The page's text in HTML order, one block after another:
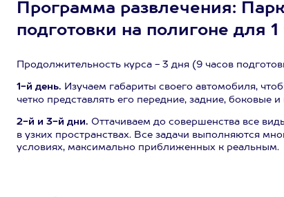
Программа развлечения:
подготовки на полигоне для
Продолжительность курса - 3 дня (9 часов
1-й день. Изучаем габариты своего автомобиля,
четко представлять его передние, задние,
2-й и 3-й дни. Оттачиваем до совершенства все
в узких пространствах. Все задачи выполняются
условиях, максимально приближенных к реальным.